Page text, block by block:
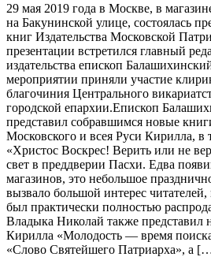
29 мая 2019 года в Москве, в
на Бакунинской улице, состоялась
книг Издательства Московской
презентации встретился главный
издательства епископ
мероприятии приняли участие
благочиния Центрального
городской епархии.Епископ
представил собравшимся новые
Московского и всея Руси Кирилла, в
«Христос Воскрес! Верить или не
свет в преддверии Пасхи. Едва
магазинов, это небольшое
вызвало большой интерес
был практически полностью
Владыка Николай также представил
Кирилла «Молодость — время
«Слово Святейшего Патриарха», а